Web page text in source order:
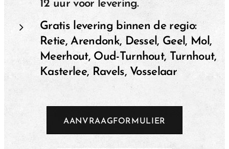
12 uur voor levering.
Gratis levering binnen de regio:
Retie, Arendonk, Dessel, Geel, Mol,
Meerhout, Oud-Turnhout, Turnhout,
Kasterlee, Ravels, Vosselaar
AANVRAAGFORMULIER